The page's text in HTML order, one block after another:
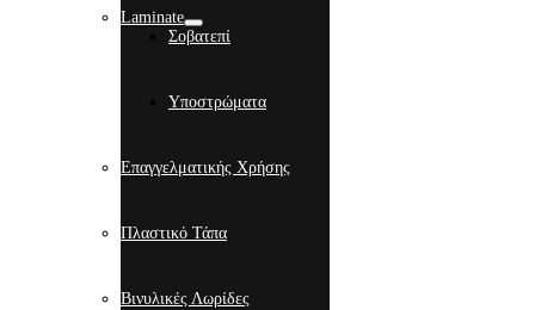
Laminate
Σοβατεπί
Υποστρώματα
Επαγγελματικής Χρήσης
Πλαστικό Τάπα
Βινυλικές Λωρίδες